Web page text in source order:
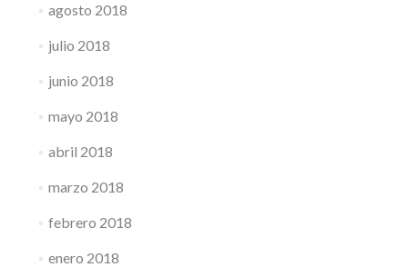
agosto 2018
julio 2018
junio 2018
mayo 2018
abril 2018
marzo 2018
febrero 2018
enero 2018